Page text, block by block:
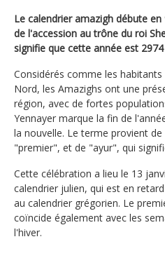
Le calendrier amazigh débute
de l'accession au trône du roi
signifie que cette année est
Considérés comme les
Nord, les Amazighs ont une
région, avec de fortes
Yennayer marque la fin de
la nouvelle. Le terme provient
"premier", et de "ayur", qui
Cette célébration a lieu le 13
calendrier julien, qui est en
au calendrier grégorien. Le
coïncide également avec les
l'hiver.